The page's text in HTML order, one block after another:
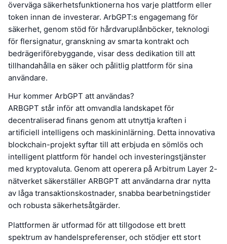
överväga säkerhetsfunktionerna hos varje plattform eller
token innan de investerar. ArbGPT:s engagemang för
säkerhet, genom stöd för hårdvaruplånböcker, teknologi
för flersignatur, granskning av smarta kontrakt och
bedrägeriförebyggande, visar dess dedikation till att
tillhandahålla en säker och pålitlig plattform för sina
användare.
Hur kommer ArbGPT att användas?
ARBGPT står inför att omvandla landskapet för
decentraliserad finans genom att utnyttja kraften i
artificiell intelligens och maskininlärning. Detta innovativa
blockchain-projekt syftar till att erbjuda en sömlös och
intelligent plattform för handel och investeringstjänster
med kryptovaluta. Genom att operera på Arbitrum Layer 2-
nätverket säkerställer ARBGPT att användarna drar nytta
av låga transaktionskostnader, snabba bearbetningstider
och robusta säkerhetsåtgärder.
Plattformen är utformad för att tillgodose ett brett
spektrum av handelspreferenser, och stödjer ett stort